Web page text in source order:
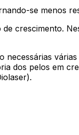
se menos
crescimento.
dos pelos em